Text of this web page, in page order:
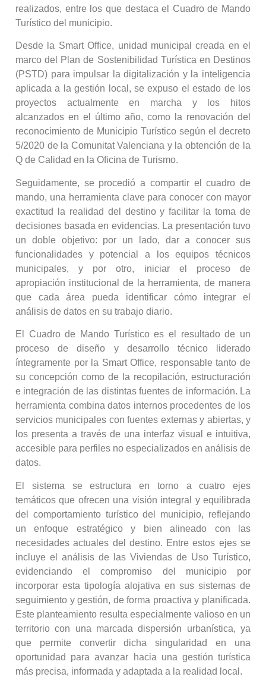
realizados, entre los que destaca el Cuadro de Mando
Turístico del municipio.
Desde la Smart Office, unidad municipal creada en el
marco del Plan de Sostenibilidad Turística en Destinos
(PSTD) para impulsar la digitalización y la inteligencia
aplicada a la gestión local, se expuso el estado de los
proyectos actualmente en marcha y los hitos
alcanzados en el último año, como la renovación del
reconocimiento de Municipio Turístico según el decreto
5/2020 de la Comunitat Valenciana y la obtención de la
Q de Calidad en la Oficina de Turismo.
Seguidamente, se procedió a compartir el cuadro de
mando, una herramienta clave para conocer con mayor
exactitud la realidad del destino y facilitar la toma de
decisiones basada en evidencias. La presentación tuvo
un doble objetivo: por un lado, dar a conocer sus
funcionalidades y potencial a los equipos técnicos
municipales, y por otro, iniciar el proceso de
apropiación institucional de la herramienta, de manera
que cada área pueda identificar cómo integrar el
análisis de datos en su trabajo diario.
El Cuadro de Mando Turístico es el resultado de un
proceso de diseño y desarrollo técnico liderado
íntegramente por la Smart Office, responsable tanto de
su concepción como de la recopilación, estructuración
e integración de las distintas fuentes de información. La
herramienta combina datos internos procedentes de los
servicios municipales con fuentes externas y abiertas, y
los presenta a través de una interfaz visual e intuitiva,
accesible para perfiles no especializados en análisis de
datos.
El sistema se estructura en torno a cuatro ejes
temáticos que ofrecen una visión integral y equilibrada
del comportamiento turístico del municipio, reflejando
un enfoque estratégico y bien alineado con las
necesidades actuales del destino. Entre estos ejes se
incluye el análisis de las Viviendas de Uso Turístico,
evidenciando el compromiso del municipio por
incorporar esta tipología alojativa en sus sistemas de
seguimiento y gestión, de forma proactiva y planificada.
Este planteamiento resulta especialmente valioso en un
territorio con una marcada dispersión urbanística, ya
que permite convertir dicha singularidad en una
oportunidad para avanzar hacia una gestión turística
más precisa, informada y adaptada a la realidad local.